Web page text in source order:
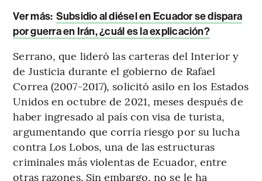
Ver más: Subsidio al diésel en Ecuador se dispara
por guerra en Irán, ¿cuál es la explicación?
Serrano, que lideró las carteras del Interior y
de Justicia durante el gobierno de Rafael
Correa (2007-2017), solicitó asilo en los Estados
Unidos en octubre de 2021, meses después de
haber ingresado al país con visa de turista,
argumentando que corría riesgo por su lucha
contra Los Lobos, una de las estructuras
criminales más violentas de Ecuador, entre
otras razones. Sin embargo, no se le ha